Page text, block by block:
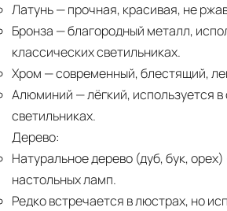
Латунь— прочная, красивая, не
Бронза — благородный металл,
классических светильниках.
Хром — современный, блестящий,
Алюминий — лёгкий, используется
светильниках.
Дерево:
Натуральное дерево (дуб, бук, орех)
настольных ламп.
Редко встречается в люстрах, но